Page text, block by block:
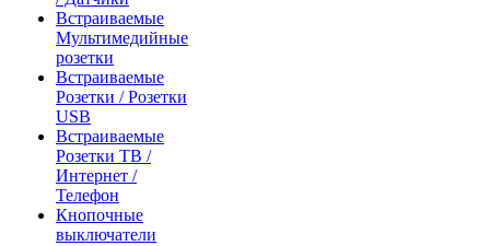
Встраиваемые
Мультимедийные
розетки
Встраиваемые
Розетки / Розетки
USB
Встраиваемые
Розетки ТВ /
Интернет /
Телефон
Кнопочные
выключатели